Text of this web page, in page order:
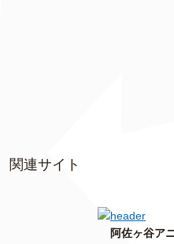
関連サイト
阿佐ヶ谷ア